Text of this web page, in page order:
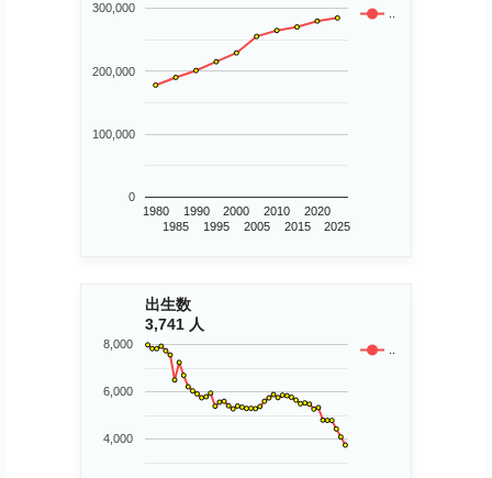
..
1980
1985
1990
1995
2000
2005
2010
2015
2020
2025
0
100,000
200,000
300,000
出生数
3,741 人
..
4,000
6,000
8,000